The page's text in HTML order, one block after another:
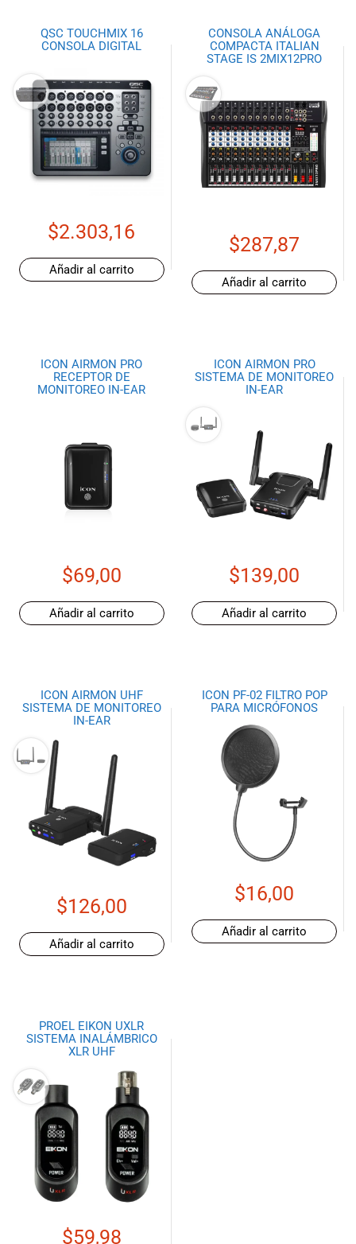
una selección
instrumentos
de viento,
teclados y
accesorios
para satisfacer
necesidades
musicales.
aquí para
ayudarte a
encontrar el
adecuado para
ti, y ofrecerte el
al cliente
posible.
competitivos y
promociones
clientes. Ven a
nuestra tienda
física en Quito,
de nuestra
página web y
pedido en la
comodidad de
música con
Import Music
QSC TOUCHMIX 16
CONSOLA DIGITAL
$2.303,16
Añadir al carrito
CONSOLA ANÁLOGA
COMPACTA ITALIAN
STAGE IS 2MIX12PRO
$287,87
Añadir al carrito
ICON AIRMON PRO
RECEPTOR DE
MONITOREO IN-EAR
$69,00
Añadir al carrito
ICON AIRMON PRO
SISTEMA DE MONITOREO
IN-EAR
$139,00
Añadir al carrito
ICON AIRMON UHF
SISTEMA DE MONITOREO
IN-EAR
$126,00
Añadir al carrito
ICON PF-02 FILTRO POP
PARA MICRÓFONOS
$16,00
Añadir al carrito
PROEL EIKON UXLR
SISTEMA INALÁMBRICO
XLR UHF
$59,98